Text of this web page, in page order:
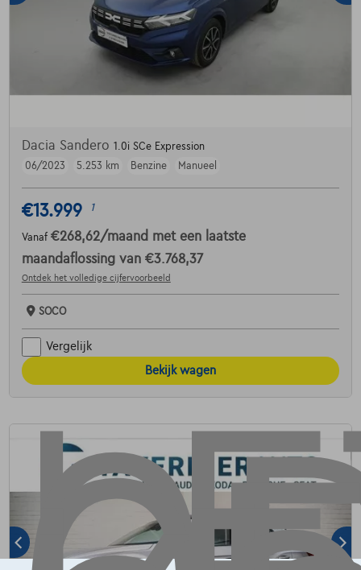
Dacia Sandero 1.0i SCe Expression
06/2023
5.253 km Benzine Manueel
€13.999 1
Vanaf €268,62/maand met een laatste
maandaflossing van €3.768,37
Ontdek het volledige cijfervoorbeeld
SOCO
Vergelijk
Bekijk wagen